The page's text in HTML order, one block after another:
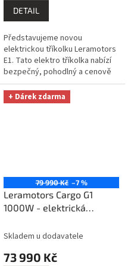
od Litomyšle a to vše
ZDARMA!
DETAIL
Představujeme novou
elektrickou tříkolku Leramotors
E1. Tato elektro tříkolka nabízí
bezpečný, pohodlný a cenově
dostupný způsob dopravy pro
každého – od mladých řidičů
po...
+ Dárek zdarma
79 990 Kč –7 %
Leramotors Cargo G1
1000W - elektrická
Tuk Tuk, zelenásestavíme
dovezeme / předvedeme
Skladem u dodavatele
73 990 Kč